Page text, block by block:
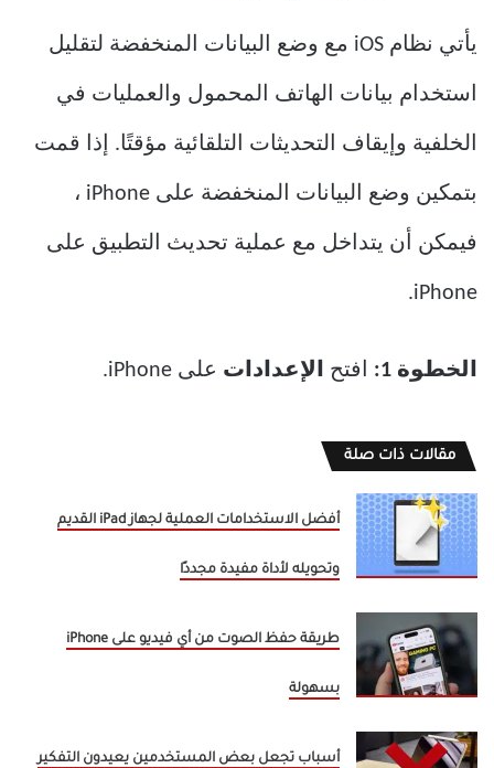
يأتي نظام iOS مع وضع البيانات المنخفضة لتقليل
استخدام بيانات الهاتف المحمول والعمليات في
الخلفية وإيقاف التحديثات التلقائية مؤقتًا. إذا قمت
بتمكين وضع البيانات المنخفضة على iPhone ،
فيمكن أن يتداخل مع عملية تحديث التطبيق على
iPhone.
الخطوة 1: افتح الإعدادات على iPhone.
مقالات ذات صلة
أفضل الاستخدامات العملية لجهاز iPad القديم
وتحويله لأداة مفيدة مجددًا
طريقة حفظ الصوت من أي فيديو على iPhone
بسهولة
أسباب تجعل بعض المستخدمين يعيدون التفكير